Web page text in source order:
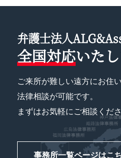
弁護士法人
全国対応いた
ご来所が難しい遠方にお住
法律相談が可能です。
まずはお気軽にご相談くだ
事務所一覧ページはこ